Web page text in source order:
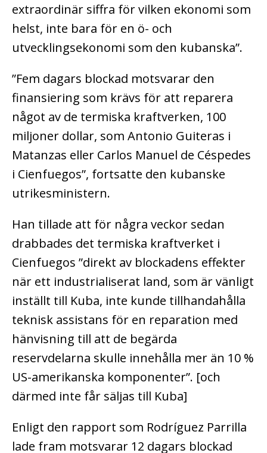
extraordinär siffra för vilken ekonomi som
helst, inte bara för en ö- och
utvecklingsekonomi som den kubanska”.
”Fem dagars blockad motsvarar den
finansiering som krävs för att reparera
något av de termiska kraftverken, 100
miljoner dollar, som Antonio Guiteras i
Matanzas eller Carlos Manuel de Céspedes
i Cienfuegos”, fortsatte den kubanske
utrikesministern.
Han tillade att för några veckor sedan
drabbades det termiska kraftverket i
Cienfuegos ”direkt av blockadens effekter
när ett industrialiserat land, som är vänligt
inställt till Kuba, inte kunde tillhandahålla
teknisk assistans för en reparation med
hänvisning till att de begärda
reservdelarna skulle innehålla mer än 10 %
US-amerikanska komponenter”. [och
därmed inte får säljas till Kuba]
Enligt den rapport som Rodríguez Parrilla
lade fram motsvarar 12 dagars blockad